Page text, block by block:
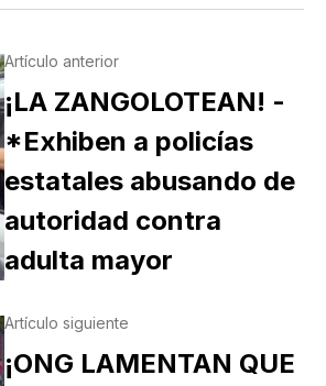
Artículo anterior
¡LA ZANGOLOTEAN! -
*Exhiben a policías
estatales abusando de
autoridad contra
adulta mayor
Artículo siguiente
¡ONG LAMENTAN QUE